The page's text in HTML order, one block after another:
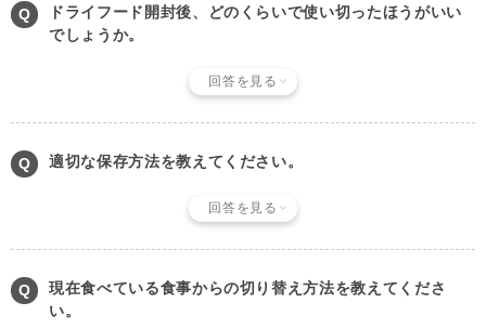
ドライフード開封後、どのくらいで使い切ったほうがいい
でしょうか。
回答を見る
適切な保存方法を教えてください。
回答を見る
現在食べている食事からの切り替え方法を教えてくださ
い。